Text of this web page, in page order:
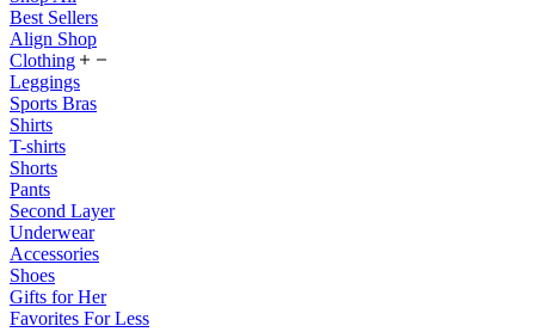
Best Sellers
Align Shop
Clothing
Leggings
Sports Bras
Shirts
T-shirts
Shorts
Pants
Second Layer
Underwear
Accessories
Shoes
Gifts for Her
Favorites For Less